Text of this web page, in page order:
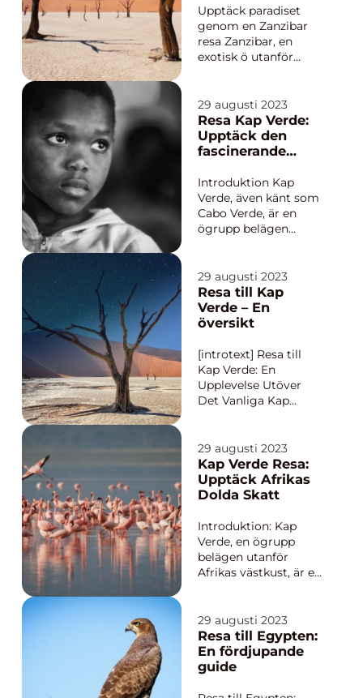
och bad, spännande
stadsliv och
möjlighete...
Upptäck paradiset
genom en Zanzibar
resa Zanzibar, en
exotisk ö utanför
lockande destination
för resenärer över
hela världen. Med sina
vita sandstränder,
unika kulturella arv
erbjuder Zanzibar...
29 augusti 2023
Resa Kap Verde:
Upptäck den
fascinerande
Introduktion Kap
Verde, även känt som
Cabo Verde, är en
ögrupp belägen
som ligger i Atlanten,
är en av Afrikas bäst
bevarade geheimen
och erbjuder besökare
utöver det vanliga.
Med sin mångfald a...
29 augusti 2023
Resa till Kap
Verde – En
översikt
[introtext] Resa till
Kap Verde: En
Upplevelse Utöver
Det Vanliga Kap
Atlanten, är en
destination som har
blivit allt mer populär
bland resenärer. Med
av vackra stränder,
klarblått vatte...
29 augusti 2023
Kap Verde Resa:
Upptäck Afrikas
Dolda Skatt
Introduktion: Kap
Verde, en ögrupp
belägen utanför
Afrikas västkust, är ett
bland resenärer. Med
sina vackra stränder,
mångfaldig kultur
och fantastiska
29 augusti 2023
Resa till Egypten:
En fördjupande
guide